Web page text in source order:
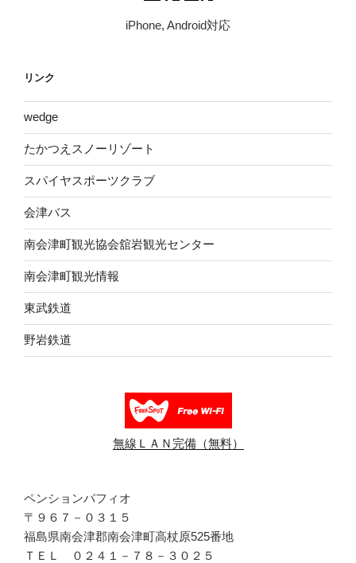
iPhone, Android対応
リンク
wed​ge
たかつえスノーリゾート
スパイヤスポーツクラブ
会津バス
南会津町観光協会舘岩観光センター
南会津町観光情報
東武鉄道
野岩鉄道
無線ＬＡＮ完備（無料）
ペンションパフィオ
〒９６７－０３１５
福島県南会津郡南会津町高杖原525番地
ＴＥＬ ０２４１－７８－３０２５